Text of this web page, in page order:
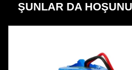
ŞUNLAR DA